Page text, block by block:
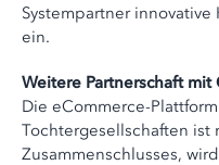
Systempartner
ein.
Weitere Partnerschaft mit
Die eCommerce-
Tochtergesellschaften ist
Zusammenschlusses,